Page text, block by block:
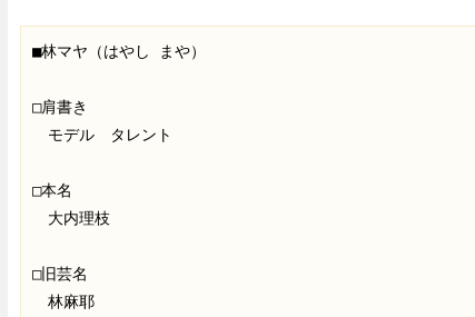
■林マヤ（はやし まや）
□肩書き
モデル　タレント
□本名
大内理枝
□旧芸名
林麻耶